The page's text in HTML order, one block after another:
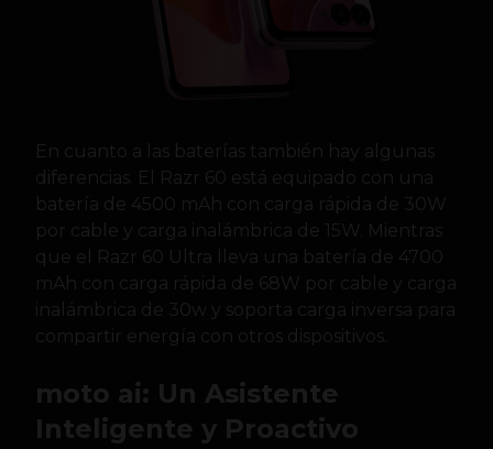
En cuanto a las baterías también hay algunas
diferencias. El Razr 60 está equipado con una
batería de 4500 mAh con carga rápida de 30W
por cable y carga inalámbrica de 15W. Mientras
que el Razr 60 Ultra lleva una batería de 4700
mAh con carga rápida de 68W por cable y carga
inalámbrica de 30w y soporta carga inversa para
compartir energía con otros dispositivos.
moto ai: Un Asistente
Inteligente y Proactivo